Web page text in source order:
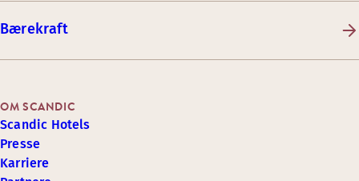
Bærekraft
OM SCANDIC
Scandic Hotels
Presse
Karriere